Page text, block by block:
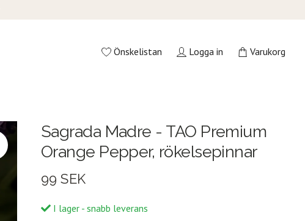
Önskelistan Logga in Varukorg
Sagrada Madre - TAO Premium
Orange Pepper, rökelsepinnar
99 SEK
I lager - snabb leverans